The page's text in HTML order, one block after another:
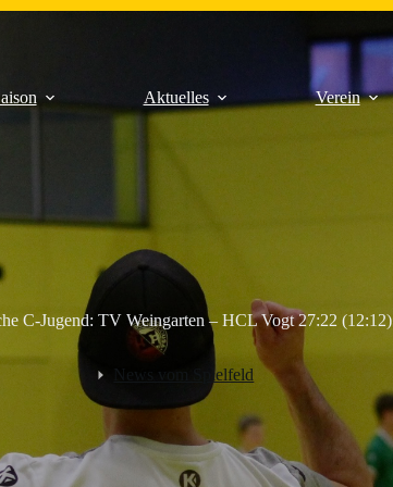
Aktuelles Verein
C-Jugend: TV Weingarten – HCL Vogt 27:22 (12:12)
News vom Spielfeld